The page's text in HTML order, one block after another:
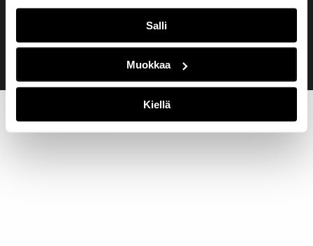
Salli
Muokkaa
Kiellä
Saavutettavuusseloste